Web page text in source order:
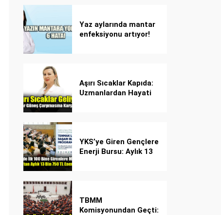
Yaz aylarında mantar
enfeksiyonu artıyor!
Aşırı Sıcaklar Kapıda:
Uzmanlardan Hayati
YKS’ye Giren Gençlere
Enerji Bursu: Aylık 13
TBMM
Komisyonundan Geçti: